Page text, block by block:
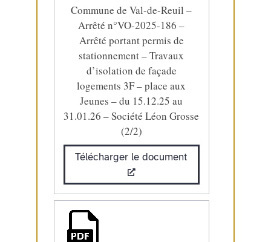
Commune de Val-de-Reuil –
Arrêté n°VO-2025-186 –
Arrêté portant permis de
stationnement – Travaux
d’isolation de façade
logements 3F – place aux
Jeunes – du 15.12.25 au
31.01.26 – Société Léon Grosse
(2/2)
Télécharger le document